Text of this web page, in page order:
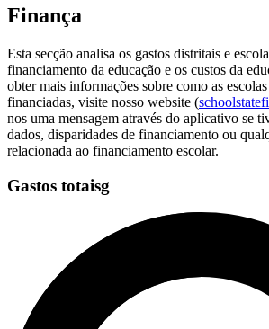
Finança
Esta secção analisa os gastos distritais e
financiamento da educação e os custos da
obter mais informações sobre como as
financiadas, visite nosso website (
nos uma mensagem através do aplicativo se
dados, disparidades de financiamento ou
relacionada ao financiamento escolar.
Gastos totaisg